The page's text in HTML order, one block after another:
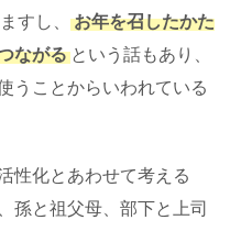
すし、
お年を召したかた
ながる という話もあり、
うことからいわれている
性化とあわせて考える
孫と祖父母、部下と上司